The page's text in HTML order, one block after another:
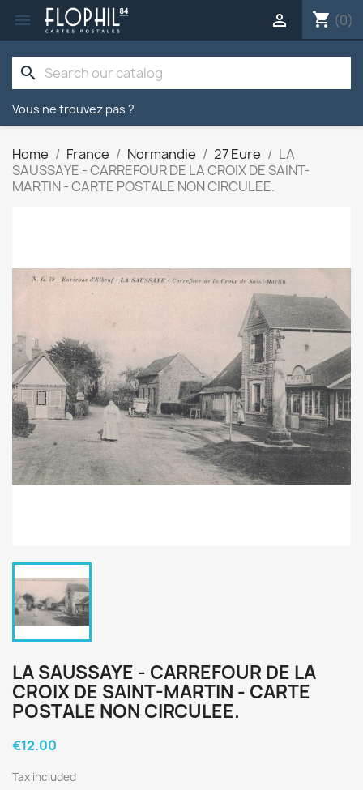
 shopping_cart (0)

search
Vous ne trouvez pas ?
Home France Normandie 27 Eure
LA
SAUSSAYE - CARREFOUR DE LA CROIX DE SAINT-
MARTIN - CARTE POSTALE NON CIRCULEE.
LA SAUSSAYE - CARREFOUR DE LA
CROIX DE SAINT-MARTIN - CARTE
POSTALE NON CIRCULEE.
€12.00
Tax included